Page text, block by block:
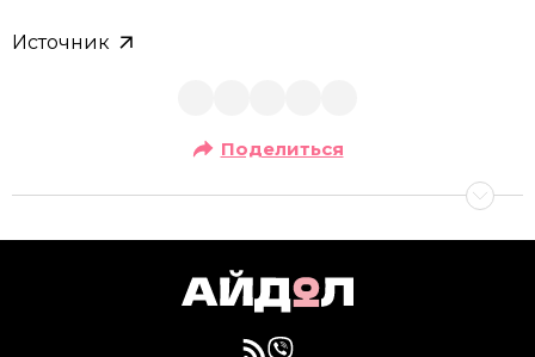
Источник
Поделиться